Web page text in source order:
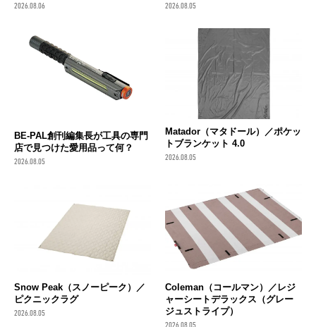
2026.08.06 2026.08.05
BE-PAL創刊編集長が工具の専門
店で見つけた愛用品って何？
2026.08.05
Matador（マタドール）／ポケッ
トブランケット 4.0
2026.08.05
Snow Peak（スノーピーク）／
ピクニックラグ
2026.08.05
Coleman（コールマン）／レジ
ャーシートデラックス（グレー
ジュストライプ）
2026.08.05